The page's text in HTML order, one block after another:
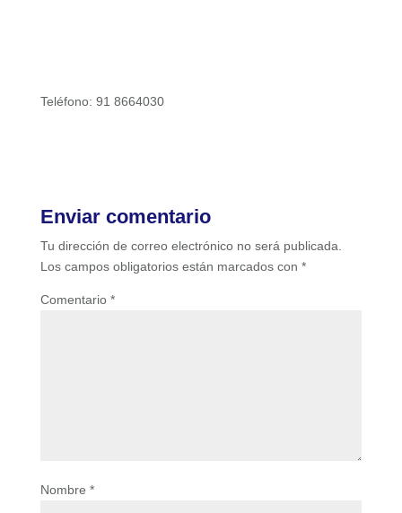
Teléfono: 91 8664030
Enviar comentario
Tu dirección de correo electrónico no será publicada.
Los campos obligatorios están marcados con *
Comentario *
Nombre *